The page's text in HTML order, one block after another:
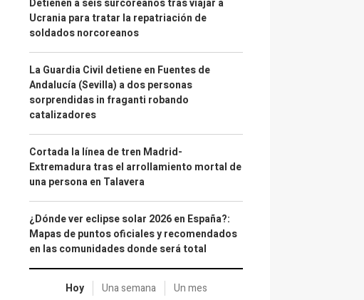
Detienen a seis surcoreanos tras viajar a
Ucrania para tratar la repatriación de
soldados norcoreanos
La Guardia Civil detiene en Fuentes de
Andalucía (Sevilla) a dos personas
sorprendidas in fraganti robando
catalizadores
Cortada la línea de tren Madrid-
Extremadura tras el arrollamiento mortal de
una persona en Talavera
¿Dónde ver eclipse solar 2026 en España?:
Mapas de puntos oficiales y recomendados
en las comunidades donde será total
Hoy Una semana Un mes